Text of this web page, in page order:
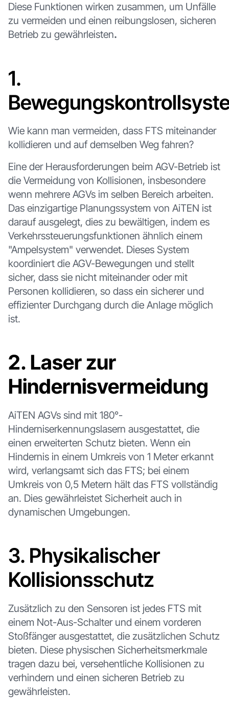
Diese Funktionen wirken zusammen, um Unfälle
zu vermeiden und einen reibungslosen, sicheren
Betrieb zu gewährleisten.‍
1.
Wie kann man vermeiden, dass FTS miteinander
kollidieren und auf demselben Weg fahren?
Eine der Herausforderungen beim AGV-Betrieb ist
die Vermeidung von Kollisionen, insbesondere
wenn mehrere AGVs im selben Bereich arbeiten.
Das einzigartige Planungssystem von AiTEN ist
darauf ausgelegt, dies zu bewältigen, indem es
Verkehrssteuerungsfunktionen ähnlich einem
"Ampelsystem" verwendet. Dieses System
koordiniert die AGV-Bewegungen und stellt
sicher, dass sie nicht miteinander oder mit
Personen kollidieren, so dass ein sicherer und
effizienter Durchgang durch die Anlage möglich
ist.
2. Laser zur
Hindernisvermeidung
AiTEN AGVs sind mit 180°-
Hinderniserkennungslasern ausgestattet, die
einen erweiterten Schutz bieten. Wenn ein
Hindernis in einem Umkreis von 1 Meter erkannt
wird, verlangsamt sich das FTS; bei einem
Umkreis von 0,5 Metern hält das FTS vollständig
an. Dies gewährleistet Sicherheit auch in
dynamischen Umgebungen.
3. Physikalischer
Kollisionsschutz
Zusätzlich zu den Sensoren ist jedes FTS mit
einem Not-Aus-Schalter und einem vorderen
Stoßfänger ausgestattet, die zusätzlichen Schutz
bieten. Diese physischen Sicherheitsmerkmale
tragen dazu bei, versehentliche Kollisionen zu
verhindern und einen sicheren Betrieb zu
gewährleisten.